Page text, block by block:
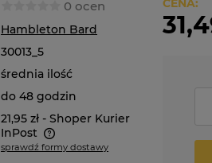
0 ocen
Hambleton Bard
30013_5
średnia ilość
do 48 godzin
21,95 zł - Shoper Kurier
InPost
sprawdź formy dostawy
CENA: